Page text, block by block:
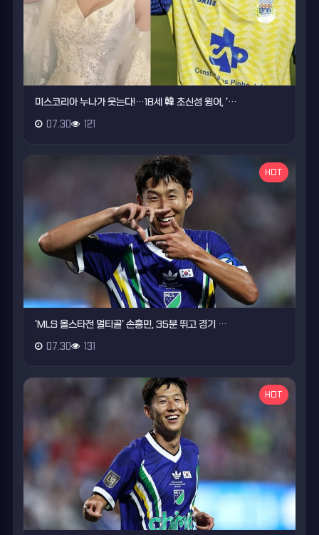
미스코리아 누나가 웃는다!…18세 韓 초신성 윙어, '…
07.30 121
HOT
'MLS 올스타전 멀티골' 손흥민, 35분 뛰고 경기 …
07.30 131
HOT